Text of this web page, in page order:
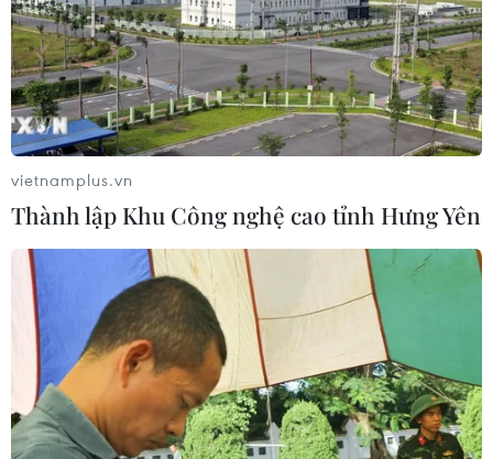
vietnamplus.vn
Thành lập Khu Công nghệ cao tỉnh Hưng Yên